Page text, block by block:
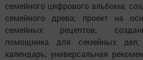
семейного цифрового альбома;
семейного древа; проект на
семейных рецептов;
помощника для семейных
календарь; универсальная